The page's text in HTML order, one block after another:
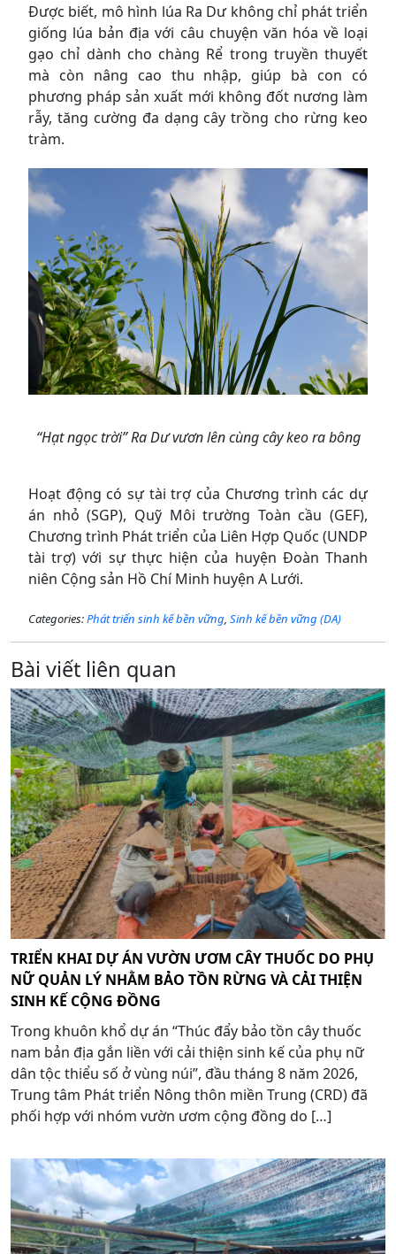
Được biết, mô hình lúa Ra Dư không chỉ phát triển
giống lúa bản địa với câu chuyện văn hóa về loại
gạo chỉ dành cho chàng Rể trong truyền thuyết
mà còn nâng cao thu nhập, giúp bà con có
phương pháp sản xuất mới không đốt nương làm
rẫy, tăng cường đa dạng cây trồng cho rừng keo
tràm.
“Hạt ngọc trời” Ra Dư vươn lên cùng cây keo ra bông
Hoạt động có sự tài trợ của Chương trình các dự
án nhỏ (SGP), Quỹ Môi trường Toàn cầu (GEF),
Chương trình Phát triển của Liên Hợp Quốc (UNDP
tài trợ) với sự thực hiện của huyện Đoàn Thanh
niên Cộng sản Hồ Chí Minh huyện A Lưới.
Categories:Phát triển sinh kế bền vững, Sinh kế bền vững (DA)
Bài viết liên quan
TRIỂN KHAI DỰ ÁN VƯỜN ƯƠM CÂY THUỐC DO PHỤ
NỮ QUẢN LÝ NHẰM BẢO TỒN RỪNG VÀ CẢI THIỆN
SINH KẾ CỘNG ĐỒNG
Trong khuôn khổ dự án “Thúc đẩy bảo tồn cây thuốc
nam bản địa gắn liền với cải thiện sinh kế của phụ nữ
dân tộc thiểu số ở vùng núi”, đầu tháng 8 năm 2026,
Trung tâm Phát triển Nông thôn miền Trung (CRD) đã
phối hợp với nhóm vườn ươm cộng đồng do […]